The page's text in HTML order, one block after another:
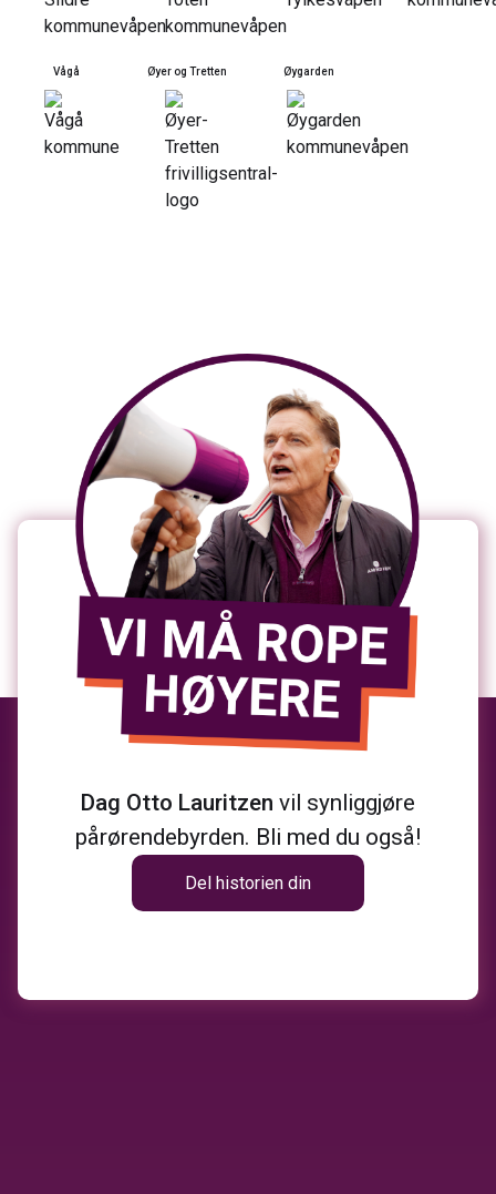
Vågå Øyer og Tretten Øygarden
Dag Otto Lauritzen vil synliggjøre
pårørendebyrden. Bli med du også!
Del historien din